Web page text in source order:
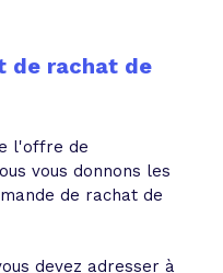
de rachat de
l'offre de
vous donnons les
de rachat de
devez adresser à